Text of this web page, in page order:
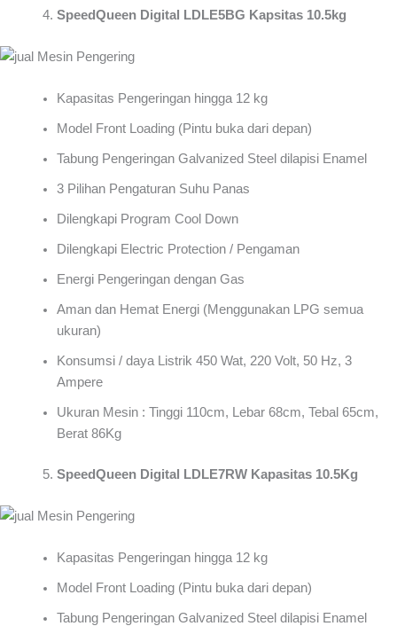
SpeedQueen Digital LDLE5BG Kapsitas 10.5kg
Kapasitas Pengeringan hingga 12 kg
Model Front Loading (Pintu buka dari depan)
Tabung Pengeringan Galvanized Steel dilapisi Enamel
3 Pilihan Pengaturan Suhu Panas
Dilengkapi Program Cool Down
Dilengkapi Electric Protection / Pengaman
Energi Pengeringan dengan Gas
Aman dan Hemat Energi (Menggunakan LPG semua
ukuran)
Konsumsi / daya Listrik 450 Wat, 220 Volt, 50 Hz, 3
Ampere
Ukuran Mesin : Tinggi 110cm, Lebar 68cm, Tebal 65cm,
Berat 86Kg
SpeedQueen Digital LDLE7RW Kapasitas 10.5Kg
Kapasitas Pengeringan hingga 12 kg
Model Front Loading (Pintu buka dari depan)
Tabung Pengeringan Galvanized Steel dilapisi Enamel